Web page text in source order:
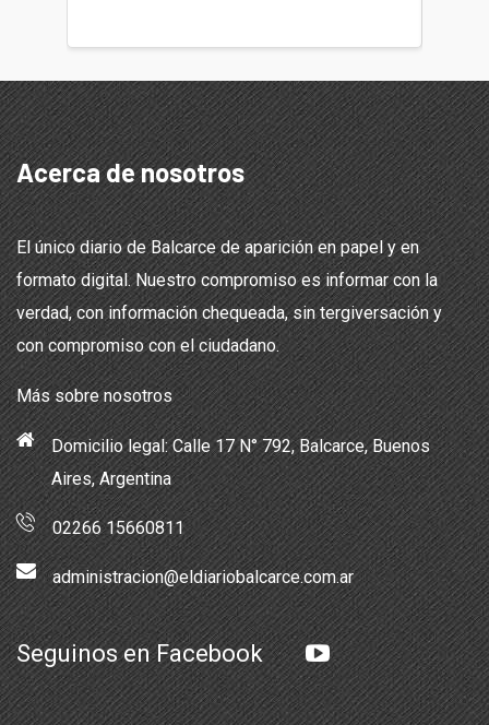
Acerca de nosotros
El único diario de Balcarce de aparición en papel y en
formato digital. Nuestro compromiso es informar con la
verdad, con información chequeada, sin tergiversación y
con compromiso con el ciudadano.
Más sobre nosotros
Domicilio legal: Calle 17 N° 792, Balcarce, Buenos
Aires, Argentina
02266 15660811
administracion@eldiariobalcarce.com.ar
Seguinos en Facebook